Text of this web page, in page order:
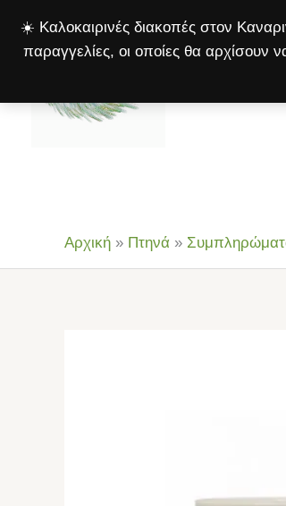
☀️ Καλοκαιρινές διακοπές στον
παραγγελίες, οι οποίες θα αρχίσουν
περιεχόμενο
Αρχική » Πτηνά »